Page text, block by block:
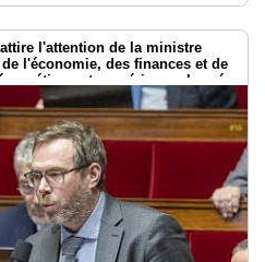
l'attention de la ministre
l'économie, des finances et de
et numérique, chargée
numérique